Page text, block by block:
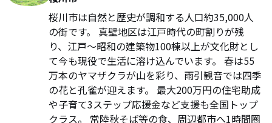
桜川市は自然と歴史が調和する人口約35,000人
の街です。 真壁地区は江戸時代の町割りが残
り、江戸〜昭和の建築物100棟以上が文化財とし
て今も現役で生活に溶け込んでいます。 春は55
万本のヤマザクラが山を彩り、雨引観音では四季
の花と孔雀が迎えます。 最大200万円の住宅助成
や子育て3ステップ応援金など支援も全国トップ
クラス。 常陸秋そば等の食、周辺都市へ1時間圏